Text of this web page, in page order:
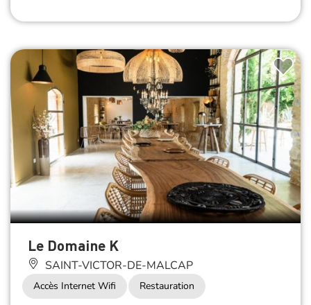
Le Domaine K
SAINT-VICTOR-DE-MALCAP
Accès Internet Wifi Restauration